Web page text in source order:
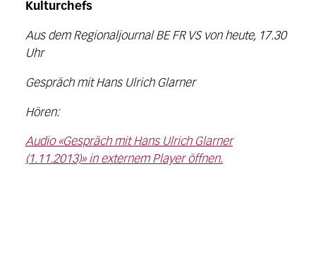
Kulturchefs
Aus dem Regionaljournal BE FR VS von heute, 17.30
Uhr
Gespräch mit Hans Ulrich Glarner
Hören:
Audio «Gespräch mit Hans Ulrich Glarner
(1.11.2013)» in externem Player öffnen.